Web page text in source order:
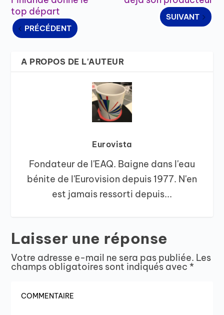
top départ
PRÉCÉDENT
SUIVANT
A PROPOS DE L'AUTEUR
Eurovista
Fondateur de l'EAQ. Baigne dans l'eau
bénite de l'Eurovision depuis 1977. N'en
est jamais ressorti depuis...
Laisser une réponse
Votre adresse e-mail ne sera pas publiée. Les
champs obligatoires sont indiqués avec *